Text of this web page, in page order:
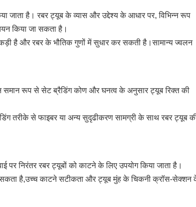
है। रबर ट्यूब के व्यास और उद्देश्य के आधार पर, विभिन्न रूप
किया जा सकता है।
है और रबर के भौतिक गुणों में सुधार कर सकती है।सामान्य ज्वलन
समान रूप से सेट ब्रैडिंग कोण और घनत्व के अनुसार ट्यूब रिक्त की
तरीके से फाइबर या अन्य सुदृढीकरण सामग्री के साथ रबर ट्यूब
पर निरंतर रबर ट्यूबों को काटने के लिए उपयोग किया जाता है।
सकता है,उच्च काटने सटीकता और ट्यूब मुंह के चिकनी क्रॉस-सेक्शन